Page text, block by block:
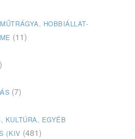
HOBBIÁLLAT-
(11)
(7)
KULTÚRA, EGYÉB
(KIV (481)